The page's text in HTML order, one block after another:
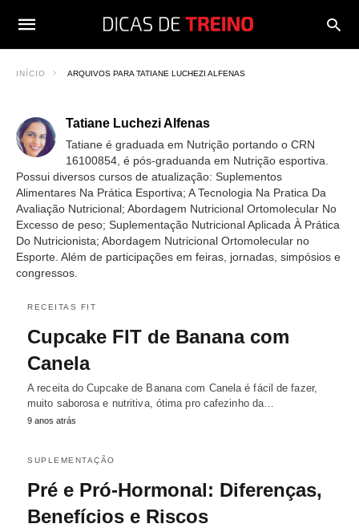
INÍCIO ARQUIVOS PARA TATIANE LUCHEZI ALFENAS
Tatiane Luchezi Alfenas
Tatiane é graduada em Nutrição portando o CRN
16100854, é pós-graduanda em Nutrição esportiva.
Possui diversos cursos de atualização: Suplementos
Alimentares Na Prática Esportiva; A Tecnologia Na Pratica Da
Avaliação Nutricional; Abordagem Nutricional Ortomolecular No
Excesso de peso; Suplementação Nutricional Aplicada À Prática
Do Nutricionista; Abordagem Nutricional Ortomolecular no
Esporte. Além de participações em feiras, jornadas, simpósios e
congressos.
RECEITAS FIT
Cupcake FIT de Banana com
Canela
A receita do Cupcake de Banana com Canela é fácil de fazer,
muito saborosa e nutritiva, ótima pro cafezinho da…
9 anos atrás
SUPLEMENTAÇÃO
Pré e Pró-Hormonal: Diferenças,
Benefícios e Riscos